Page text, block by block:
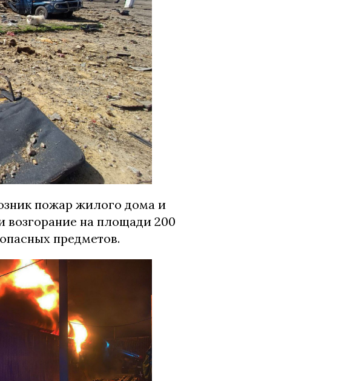
пожар жилого дома и
на площади 200
предметов.